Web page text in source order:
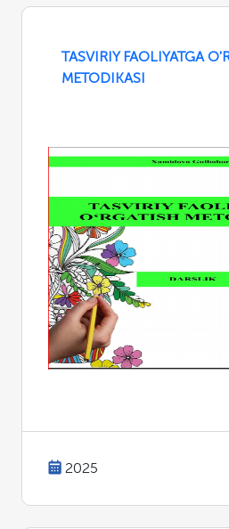
TASVIRIY FAOLIYATGA
METODIKASI
2025